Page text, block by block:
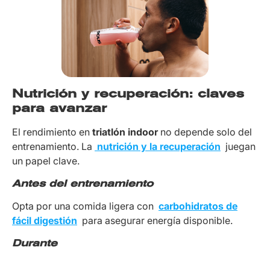
Nutrición y recuperación: claves
para avanzar
El rendimiento en triatlón indoorno depende solo del
entrenamiento. La nutrición y la recuperación juegan
un papel clave.
Antes del entrenamiento
Opta por una comida ligera con carbohidratos de
fácil digestión para asegurar energía disponible.
Durante